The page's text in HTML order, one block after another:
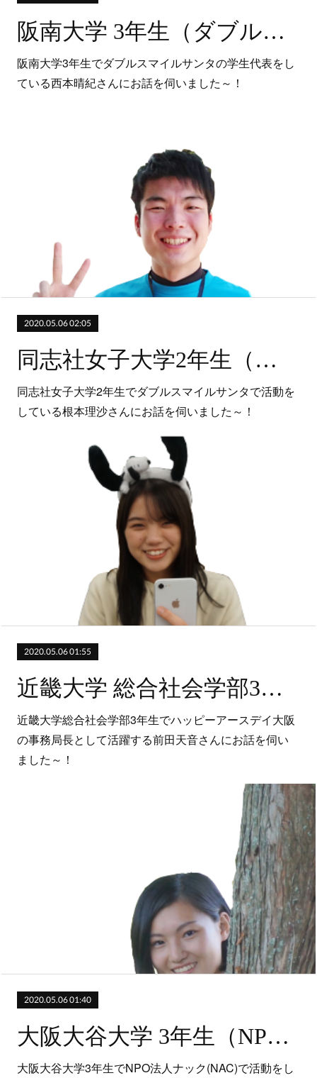
阪南大学 3年生（ダブルスマイルサンタ）
阪南大学3年生でダブルスマイルサンタの学生代表をし
ている西本晴紀さんにお話を伺いました～！
2020.05.06 02:05
同志社女子大学2年生（ダブルスマイルサンタ）
同志社女子大学2年生でダブルスマイルサンタで活動を
している根本理沙さんにお話を伺いました～！
2020.05.06 01:55
近畿大学 総合社会学部3年生（ハッピーアースデイ大阪）
近畿大学総合社会学部3年生でハッピーアースデイ大阪
の事務局長として活躍する前田天音さんにお話を伺い
ました～！
2020.05.06 01:40
大阪大谷大学 3年生（NPO法人ナック(NAC)）
大阪大谷大学3年生でNPO法人ナック(NAC)で活動をし